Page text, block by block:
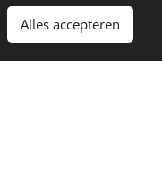
Alles accepteren